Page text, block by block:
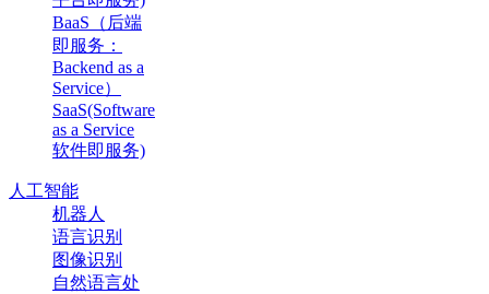
BaaS（后端
即服务：
Backend as a
Service）
SaaS(Software
as a Service
软件即服务)
人工智能
机器人
语言识别
图像识别
自然语言处